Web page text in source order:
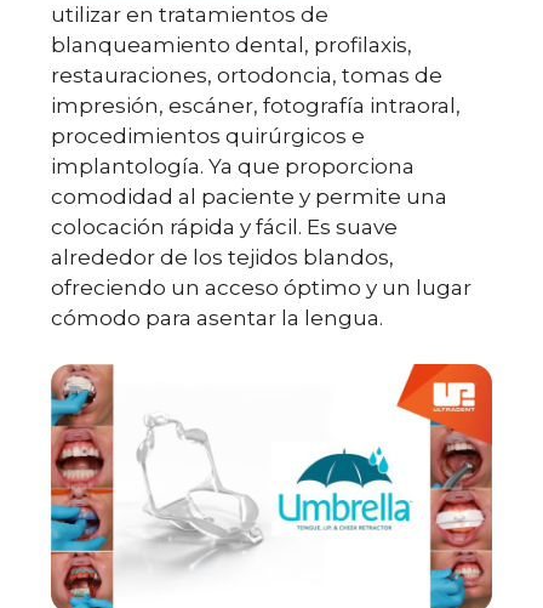
utilizar en tratamientos de
blanqueamiento dental, profilaxis,
restauraciones, ortodoncia, tomas de
impresión, escáner, fotografía intraoral,
procedimientos quirúrgicos e
implantología. Ya que proporciona
comodidad al paciente y permite una
colocación rápida y fácil. Es suave
alrededor de los tejidos blandos,
ofreciendo un acceso óptimo y un lugar
cómodo para asentar la lengua.